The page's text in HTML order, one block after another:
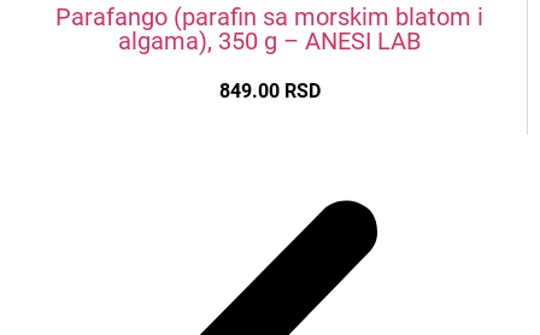
Parafango (parafin sa morskim blatom i
algama), 350 g – ANESI LAB
849.00 RSD